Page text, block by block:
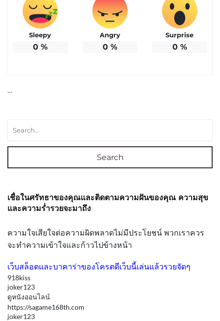
Sleepy
0%
Angry
0%
Surprise
0%
…
Search
เชื่อในศรัทธาของคุณและติดตามความฝันของคุณ ความสุข
และความร่ำรวยจะมาถึง
ความใจเสียใจต่อความผิดพลาดไม่มีประโยชน์ พวกเราควร
จะทำความเข้าใจและก้าวไปข้างหน้า
เว็บสล็อตและบาคาร่าของโครตดีเว็บนี้เล่นแล้วรวยจัดๆ
918kiss
joker123
ดูหนังออนไลน์
https://sagame168th.com
joker123